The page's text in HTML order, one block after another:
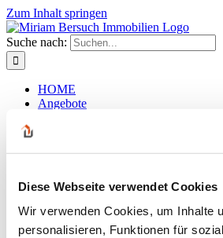
Diese Webseite verwendet Cookies
Wir verwenden Cookies, um Inhalte
personalisieren, Funktionen für
Zum Inhalt springen
Suche nach:
HOME
Angebote
Grundstücke
Kontakt